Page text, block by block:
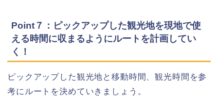
Point７：ピックアップした観光地を現地で使
える時間に収まるようにルートを計画してい
く！
ピックアップした観光地と移動時間、観光時間を参
考にルートを決めていきましょう。